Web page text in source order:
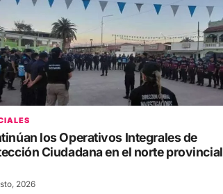
los Operativos Integrales de
Ciudadana en el norte provincial
2026